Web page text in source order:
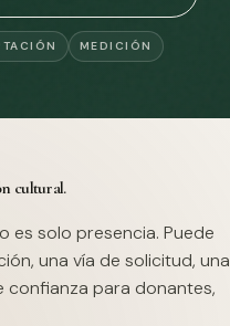
MEDICIÓN
cultural.
es solo presencia. Puede
una vía de solicitud, una
confianza para donantes,